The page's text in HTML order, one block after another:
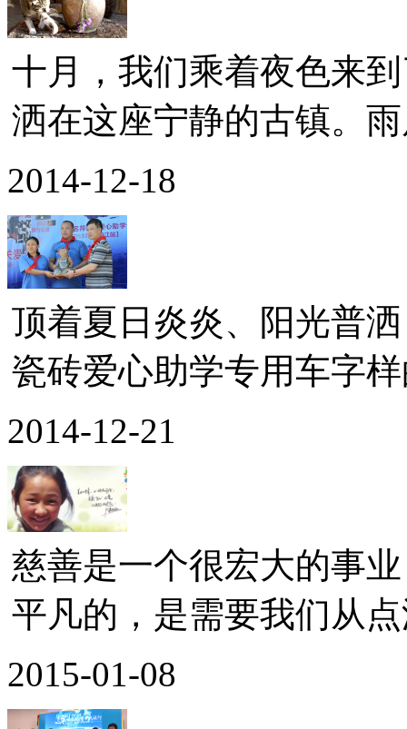
十月，我们乘着夜色来
洒在这座宁静的古镇。
2014-12-18
顶着夏日炎炎、阳光普
瓷砖爱心助学专用车字
2014-12-21
慈善是一个很宏大的事
平凡的，是需要我们从
2015-01-08